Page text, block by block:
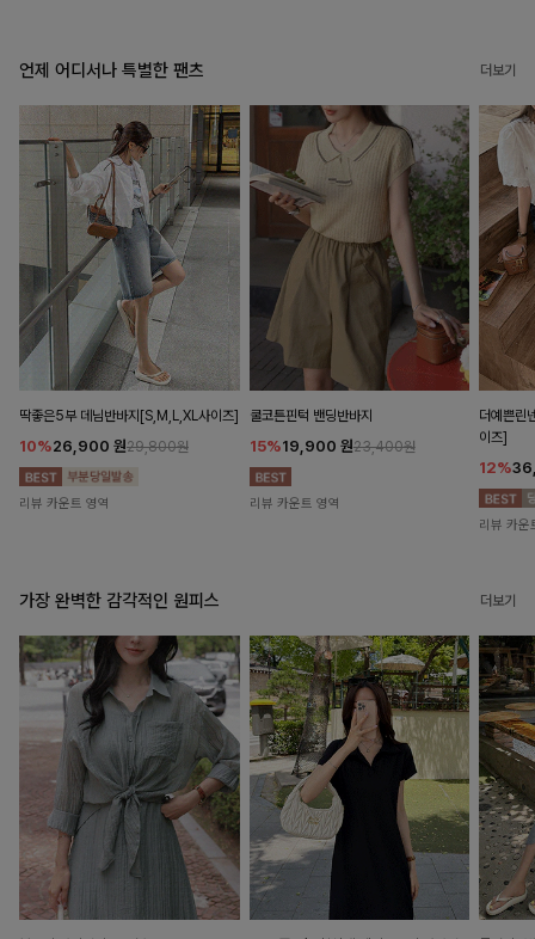
언제 어디서나 특별한 팬츠 더보기
딱좋은5부 데님반바지[S,M,L,XL사이즈]
10%26,900 원29,800원
리뷰 카운트 영역
쿨코튼핀턱 밴딩반바지
15%19,900 원23,400원
리뷰 카운트 영역
더예쁜린
이즈]
12%
리뷰 카운
가장 완벽한 감각적인 원피스 더보기